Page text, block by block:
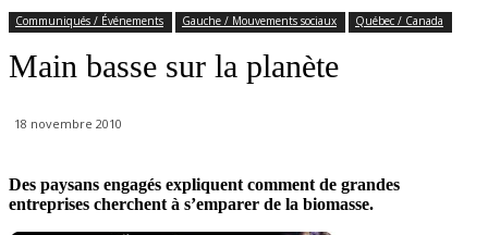
Communiqués / Événements Gauche / Mouvements sociaux Québec / Canada
Main basse sur la planète
18 novembre 2010
Des paysans engagés expliquent comment de grandes
entreprises cherchent à s’emparer de la biomasse.